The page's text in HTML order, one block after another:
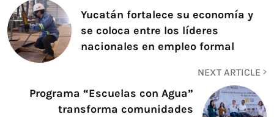
Yucatán fortalece su economía y
se coloca entre los líderes
nacionales en empleo formal
NEXT ARTICLE
Programa “Escuelas con Agua”
transforma comunidades